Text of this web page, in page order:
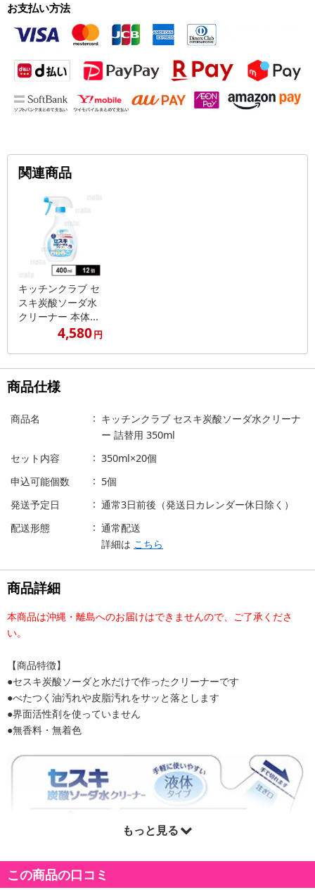
お支払い方法
関連商品
キッチンクラブ セ
スキ炭酸ソーダ水
クリーナー 本体...
4,580円
商品仕様
商品名
キッチンクラブ セスキ炭酸ソーダ水クリーナ
ー 詰替用 350ml
セット内容
350ml×20個
申込可能個数
5個
発送予定日
通常3日前後（発送日カレンダー休日除く）
配送形態
通常配送
詳細は こちら
商品詳細
本商品は沖縄・離島へのお届けはできませんので、ご了承くださ
い。
【商品特徴】
●セスキ炭酸ソーダと水だけで作ったクリーナーです
●べたつく油汚れや皮脂汚れをサッと落とします
●界面活性剤を使っていません
●無香料・無着色
もっと見る
この商品の口コミ